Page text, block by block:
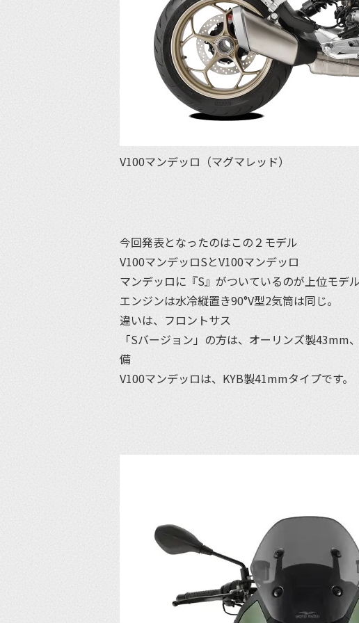
V100マンデッロ（マグマレッド）
今回発表となったのはこの２モデル
V100マンデッロSとV100マンデッロ
マンデッロに『S』がついているのが上位モデル
エンジンは水冷縦置き90°V型2気筒は同じ。
違いは、フロントサス
「Sバージョン」の方は、オーリンズ製43mm
備
V100マンデッロは、KYB製41mmタイプです。